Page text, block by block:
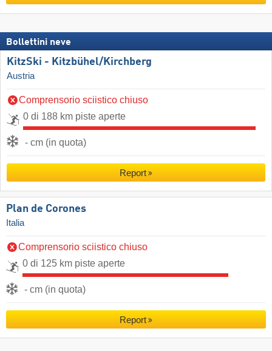
Bollettini neve
KitzSki - Kitzbühel/​Kirchberg
Austria
Comprensorio sciistico chiuso
0 di 188 km piste aperte
- cm (in quota)
Report
Plan de Corones
Italia
Comprensorio sciistico chiuso
0 di 125 km piste aperte
- cm (in quota)
Report